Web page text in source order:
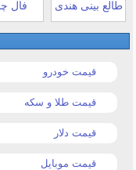
طالع بینی هندی فال
قیمت خودرو
قیمت طلا و سکه
قیمت دلار
قیمت موبایل